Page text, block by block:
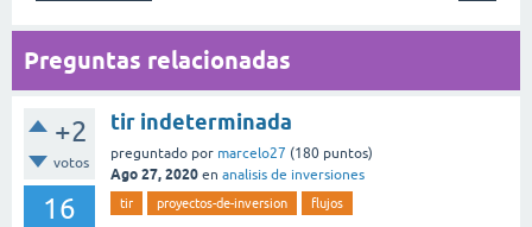
Preguntas relacionadas
+2
votos
16
tir indeterminada
preguntado por marcelo27 (180 puntos)
Ago 27, 2020 en analisis de inversiones
tir proyectos-de-inversion flujos